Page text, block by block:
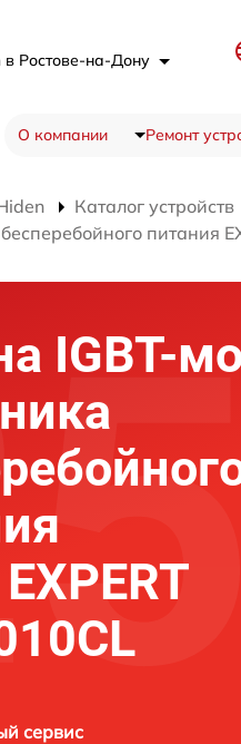
в Ростове-на-Дону
О компании Ремонт
Каталог устройств
питания
IGBT-
сервис